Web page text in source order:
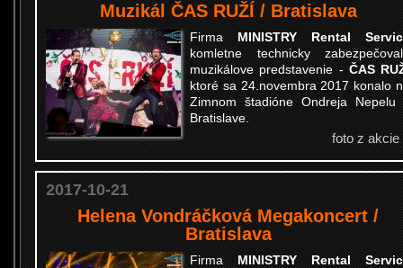
Muzikál ČAS RUŽÍ / Bratislava
FirmaMINISTRY Rental
komletne technicky
muzikálove predstavenie -ČAS
ktoré sa 24.novembra 2017 konalo
Zimnom štadióne Ondreja Nepelu
Bratislave.
foto z akcie
2017-10-21
Helena Vondráčková Megakoncert /
Bratislava
FirmaMINISTRY Rental